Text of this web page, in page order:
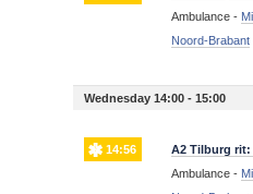
Ambulance -
Noord-Brabant
Wednesday 14:00 - 15:00
14:56
A2 Tilburg rit:
Ambulance -